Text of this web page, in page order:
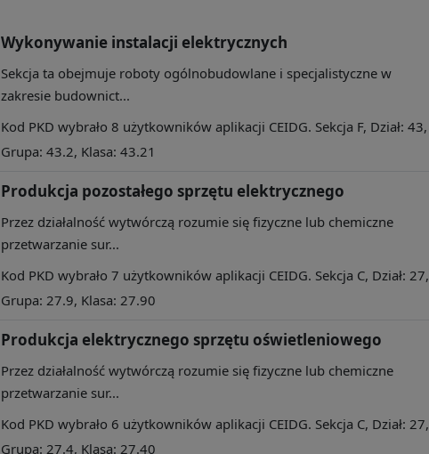
Wykonywanie instalacji elektrycznych
Sekcja ta obejmuje roboty ogólnobudowlane i specjalistyczne w
zakresie budownict...
Kod PKD wybrało 8 użytkowników aplikacji CEIDG. Sekcja F, Dział: 43,
Grupa: 43.2, Klasa: 43.21
Produkcja pozostałego sprzętu elektrycznego
Przez działalność wytwórczą rozumie się fizyczne lub chemiczne
przetwarzanie sur...
Kod PKD wybrało 7 użytkowników aplikacji CEIDG. Sekcja C, Dział: 27,
Grupa: 27.9, Klasa: 27.90
Produkcja elektrycznego sprzętu oświetleniowego
Przez działalność wytwórczą rozumie się fizyczne lub chemiczne
przetwarzanie sur...
Kod PKD wybrało 6 użytkowników aplikacji CEIDG. Sekcja C, Dział: 27,
Grupa: 27.4, Klasa: 27.40